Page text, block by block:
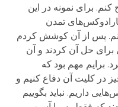
برای نمونه در این
تمدن
پس از آن کوشش کردم
حل آن کردند و آن
برایم مهم بود که
در کلیت آن دفاع کنیم و
داریم. نباید بگوییم